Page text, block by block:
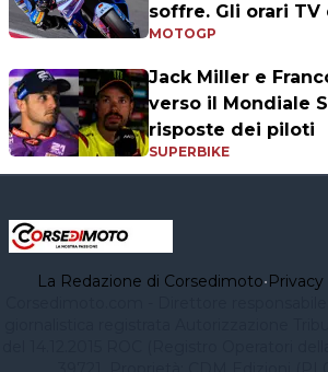
soffre. Gli orari
MOTOGP
Jack Miller e
verso il Mondiale
risposte dei piloti
SUPERBIKE
La Redazione di Corsedimoto•